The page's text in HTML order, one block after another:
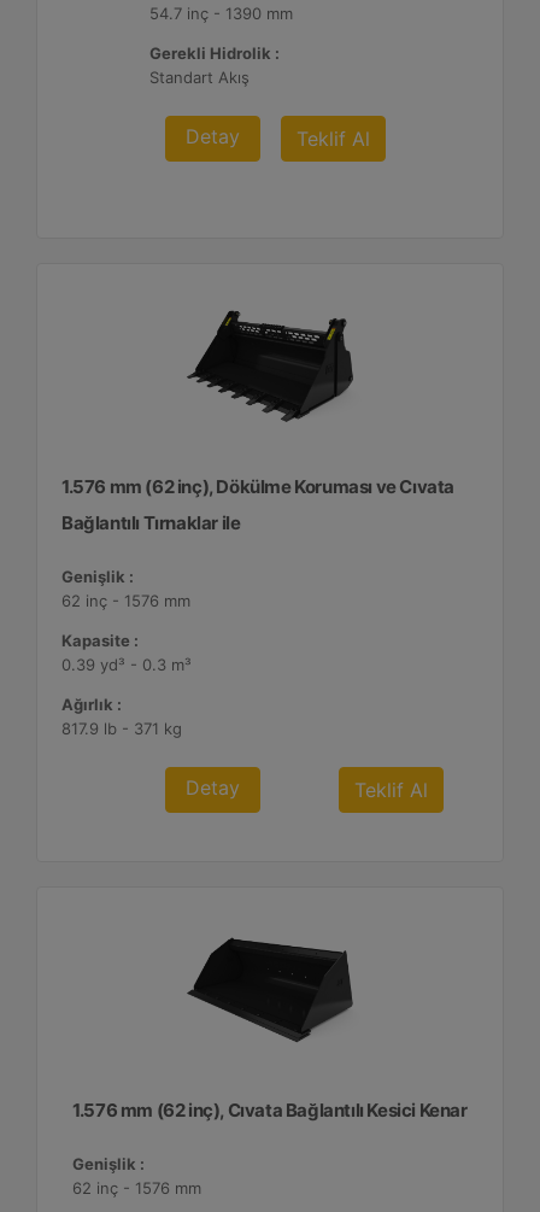
54.7 inç - 1390 mm
Gerekli Hidrolik :
Standart Akış
Detay Teklif Al
1.576 mm (62 inç), Dökülme Koruması ve Cıvata
Bağlantılı Tırnaklar ile
Genişlik :
62 inç - 1576 mm
Kapasite :
0.39 yd³ - 0.3 m³
Ağırlık :
817.9 lb - 371 kg
Detay Teklif Al
1.576 mm (62 inç), Cıvata Bağlantılı Kesici Kenar
Genişlik :
62 inç - 1576 mm